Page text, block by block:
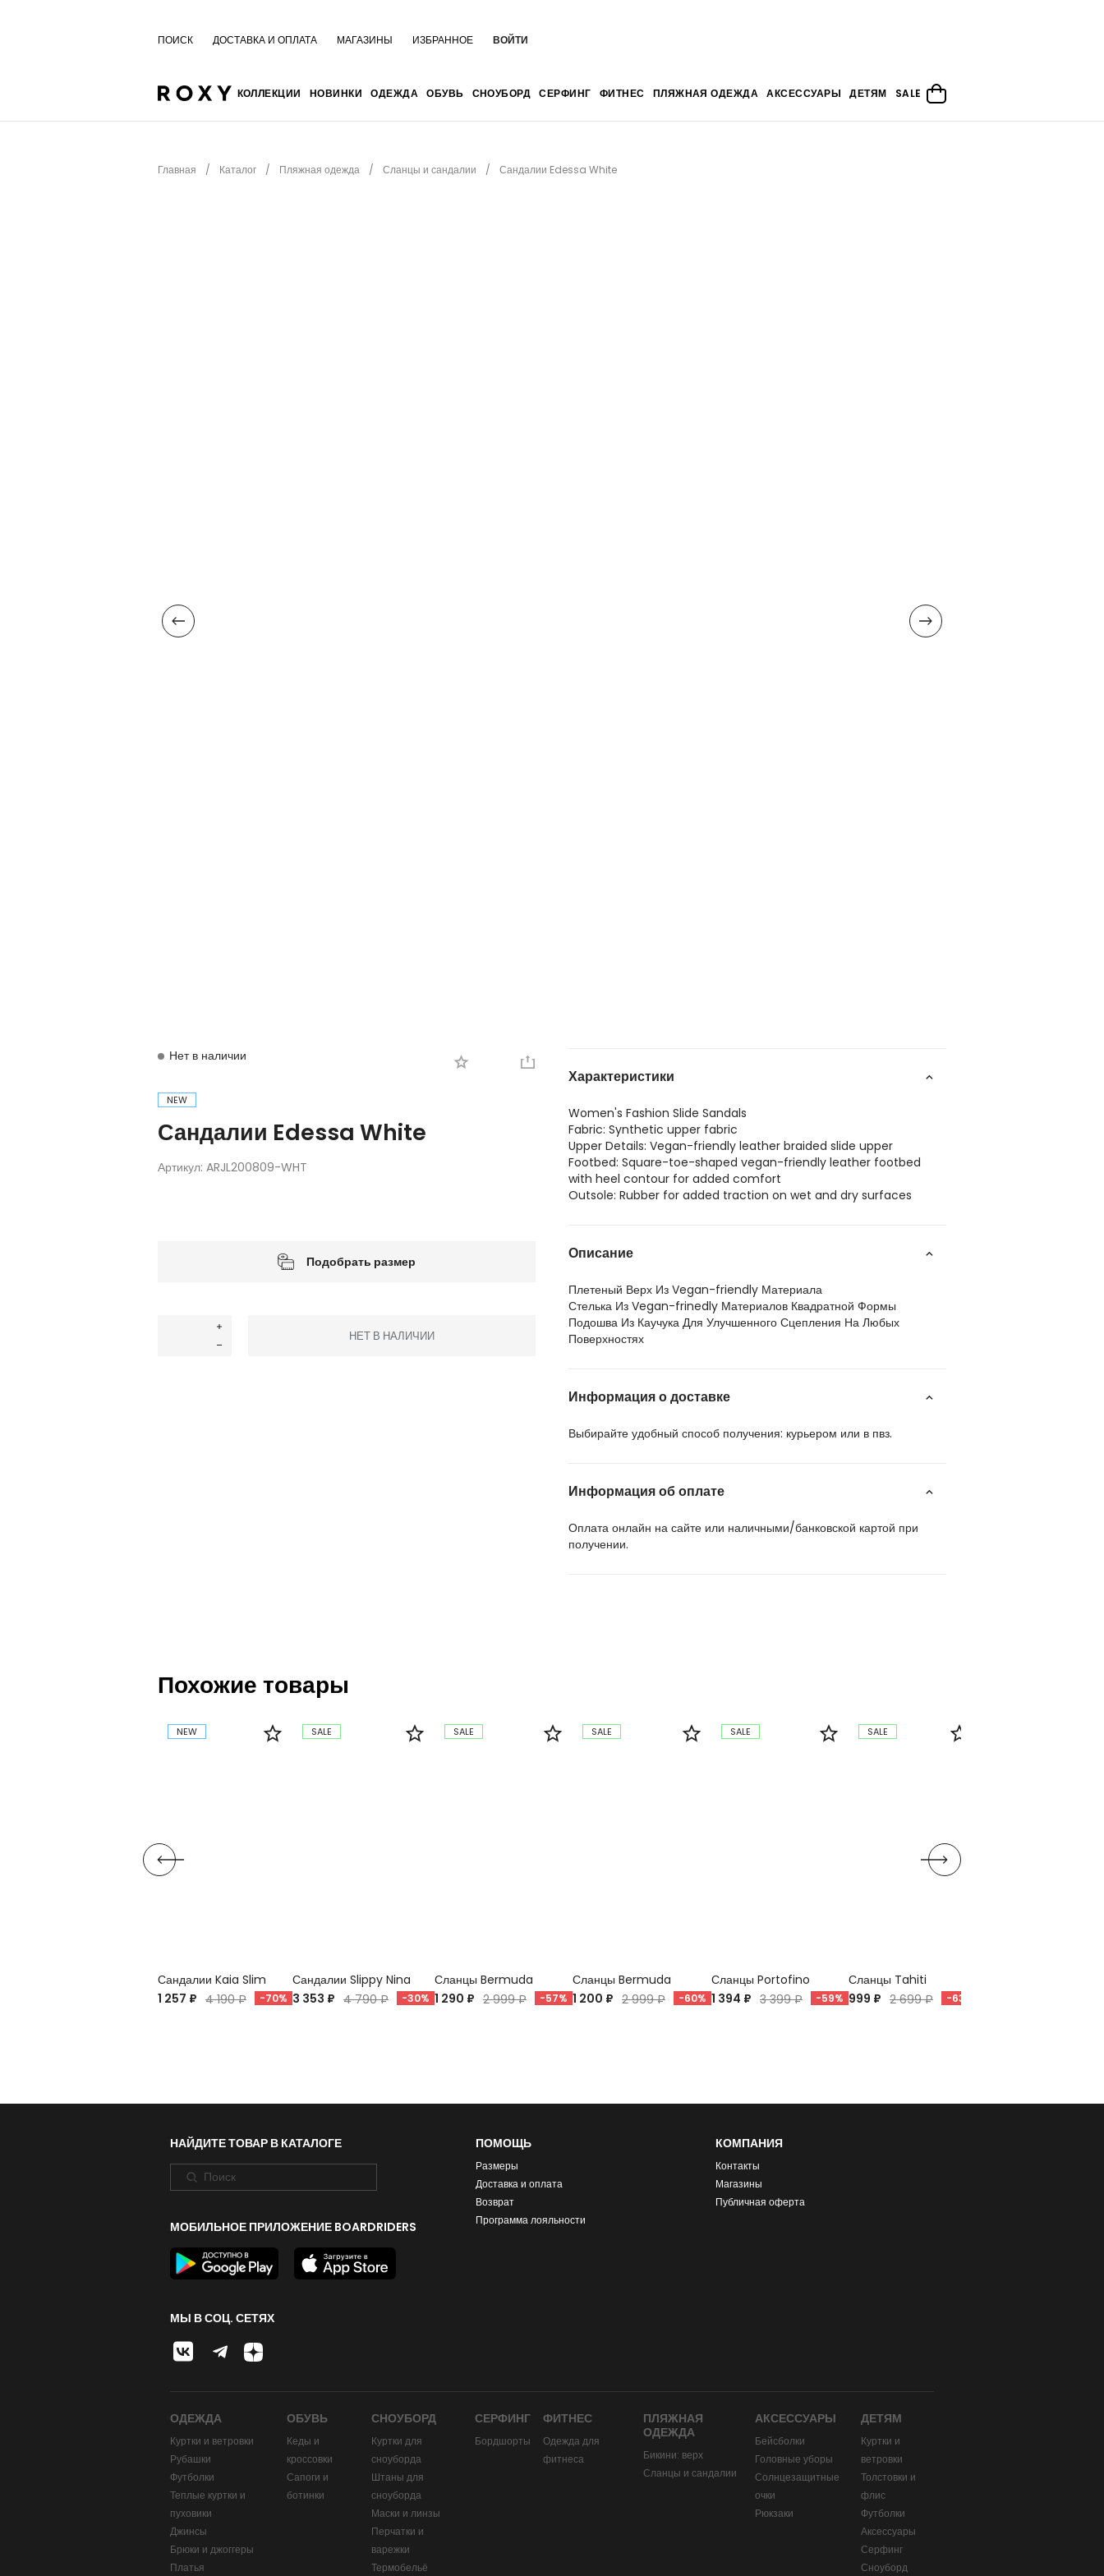
ПОИСК ДОСТАВКА И ОПЛАТА МАГАЗИНЫ ИЗБРАННОЕ ВОЙТИ
КОЛЛЕКЦИИ НОВИНКИ ОДЕЖДА ОБУВЬ СНОУБОРД СЕРФИНГ ФИТНЕС ПЛЯЖНАЯ ОДЕЖДА АКСЕССУАРЫ ДЕТЯМ SALE
Главная Каталог Пляжная одежда Сланцы и сандалии Сандалии Edessa White
Нет в наличии
NEW
Сандалии Edessa White
Артикул: ARJL200809-WHT
Подобрать размер
НЕТ В НАЛИЧИИ
Характеристики
Women's Fashion Slide Sandals
Fabric: Synthetic upper fabric
Upper Details: Vegan-friendly leather braided slide upper
Footbed: Square-toe-shaped vegan-friendly leather footbed
with heel contour for added comfort
Outsole: Rubber for added traction on wet and dry surfaces
Описание
Плетеный Верх Из Vegan-friendly Материала
Стелька Из Vegan-frinedly Материалов Квадратной Формы
Подошва Из Каучука Для Улучшенного Сцепления На Любых
Поверхностях
Информация о доставке
Выбирайте удобный способ получения: курьером или в пвз.
Информация об оплате
Оплата онлайн на сайте или наличными/банковской картой при
получении.
Похожие товары
NEW
Сандалии Kaia Slim
1 257 ₽ 4 190 ₽ -70%
SALE
Сандалии Slippy Nina
3 353 ₽ 4 790 ₽ -30%
SALE
Сланцы Bermuda
1 290 ₽ 2 999 ₽ -57%
SALE
Сланцы Bermuda
1 200 ₽ 2 999 ₽ -60%
SALE
Сланцы Portofino
1 394 ₽ 3 399 ₽ -59%
SALE
Сланцы Tahiti
999 ₽ 2 699 ₽ -63%
НАЙДИТЕ ТОВАР В КАТАЛОГЕ
МОБИЛЬНОЕ ПРИЛОЖЕНИЕ BOARDRIDERS
МЫ В СОЦ. СЕТЯХ
ПОМОЩЬ
Размеры
Доставка и оплата
Возврат
Программа лояльности
КОМПАНИЯ
Контакты
Магазины
Публичная оферта
ОДЕЖДА
Куртки и ветровки
Рубашки
Футболки
Теплые куртки и
пуховики
Джинсы
Брюки и джоггеры
Платья
ОБУВЬ
Кеды и
кроссовки
Сапоги и
ботинки
СНОУБОРД
Куртки для
сноуборда
Штаны для
сноуборда
Маски и линзы
Перчатки и
варежки
Термобельё
СЕРФИНГ
Бордшорты
ФИТНЕС
Одежда для
фитнеса
ПЛЯЖНАЯ
ОДЕЖДА
Бикини: верх
Сланцы и сандалии
АКСЕССУАРЫ
Бейсболки
Головные уборы
Солнцезащитные
очки
Рюкзаки
ДЕТЯМ
Куртки и
ветровки
Толстовки и
флис
Футболки
Аксессуары
Серфинг
Сноуборд